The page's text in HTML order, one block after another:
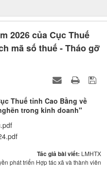
2026 của Cục Thuế
mã số thuế - Tháo gỡ
Thuế tỉnh Cao Bằng về
trong kinh doanh"
Tác giả bài viết: LMHTX
phát triển Hợp tác xã và thành viên